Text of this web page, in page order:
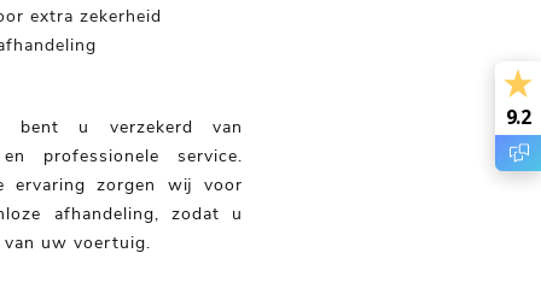
9.2
9.2
extra zekerheid
bent u verzekerd van
professionele service.
ervaring zorgen wij voor
afhandeling, zodat u
uw voertuig.